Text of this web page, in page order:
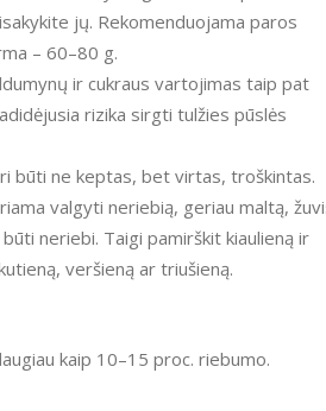
jų. Rekomenduojama paros
– 60–80 g.
ir cukraus vartojimas taip pat
rizika sirgti tulžies pūslės
būti ne keptas, bet virtas, troškintas.
valgyti neriebią, geriau maltą,
neriebi. Taigi pamirškit kiaulieną ir
veršieną ar triušieną.
kaip 10–15 proc. riebumo.